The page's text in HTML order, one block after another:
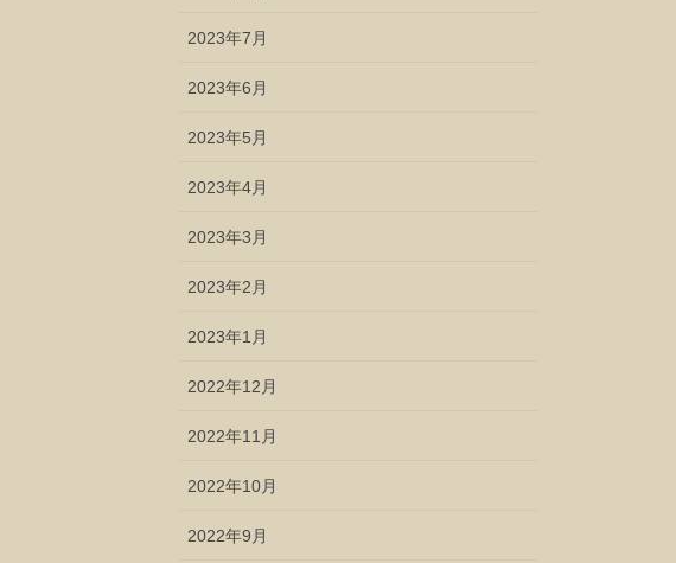
2023年7月
2023年6月
2023年5月
2023年4月
2023年3月
2023年2月
2023年1月
2022年12月
2022年11月
2022年10月
2022年9月